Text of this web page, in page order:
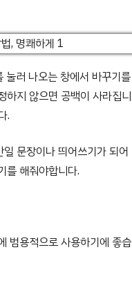
러 나오는 창에서 바꾸기
지 않으면 공백이 사라집
.
문장이나 띄어쓰기가 되어
를 해줘야합니다.
범용적으로 사용하기에 좋